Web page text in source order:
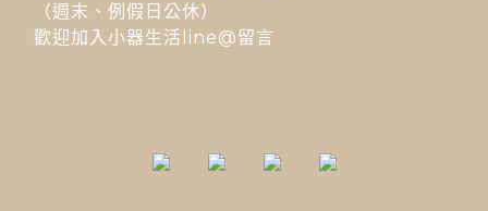
（週末、例假日公休）
歡迎加入小器生活line@留言